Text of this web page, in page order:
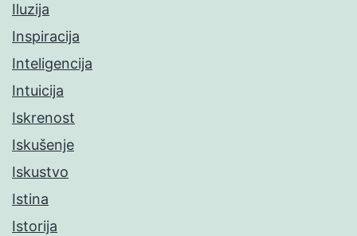
Iluzija
Inspiracija
Inteligencija
Intuicija
Iskrenost
Iskušenje
Iskustvo
Istina
Istorija